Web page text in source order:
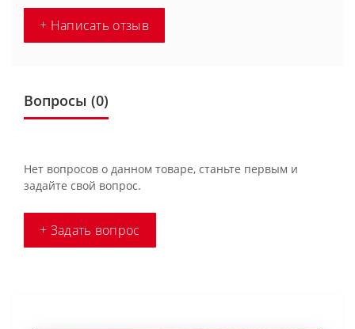
+ Написать отзыв
Вопросы (0)
Нет вопросов о данном товаре, станьте первым и
задайте свой вопрос.
+ Задать вопрос